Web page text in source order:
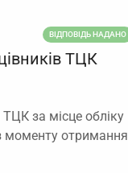
ВІДПОВІДЬ НАДАНО
ТЦК
за місце обліку
моменту отримання